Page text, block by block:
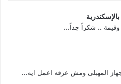
وقيمة .. شكراً جداً...
المهبلى ومش عرفه اعمل ايه...